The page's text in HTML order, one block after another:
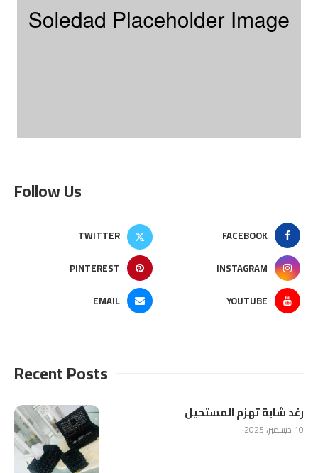
Follow Us
FACEBOOK
TWITTER
INSTAGRAM
PINTEREST
YOUTUBE
EMAIL
Recent Posts
رغد شابة تهزم المستحيل
10 ديسمبر، 2025